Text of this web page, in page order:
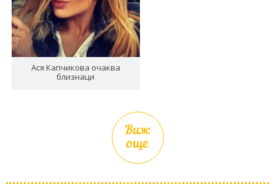
Ася Капчикова очаква
близнаци
Виж
още